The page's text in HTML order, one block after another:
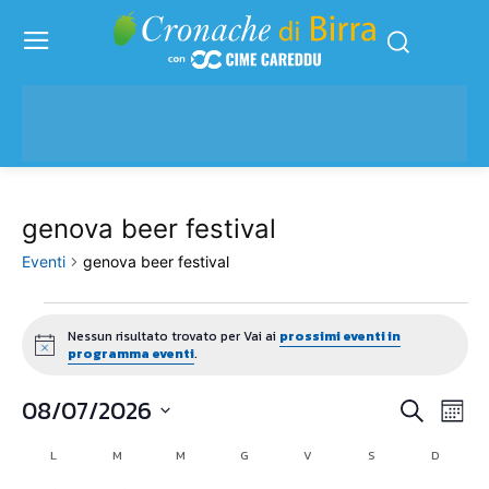
genova beer festival
Eventi genova beer festival
Eventi
Notice
Nessun risultato trovato per Vai ai prossimi eventi in
programma eventi.
Eventi
CercaMese
08/07/2026
data.
Calendario
LLUNEDÌ M M MERCOLEDÌ
G V S D